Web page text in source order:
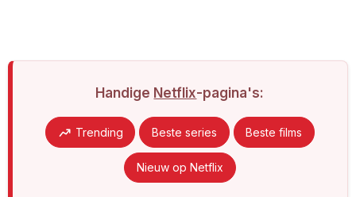
Handige Netflix-pagina's:
Trending Beste series Beste films
Nieuw op Netflix